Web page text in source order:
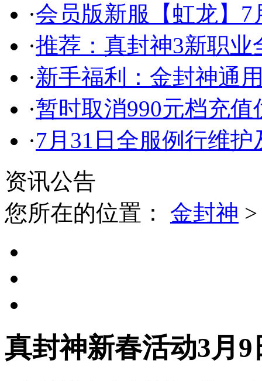
·会员版新服【虹龙】7
·推荐：真封神3新职业
·新手福利：金封神通
·暂时取消990元档充值
·7月31日全服例行维护
资讯公告
您所在的位置： 金封神
真封神新春活动3月